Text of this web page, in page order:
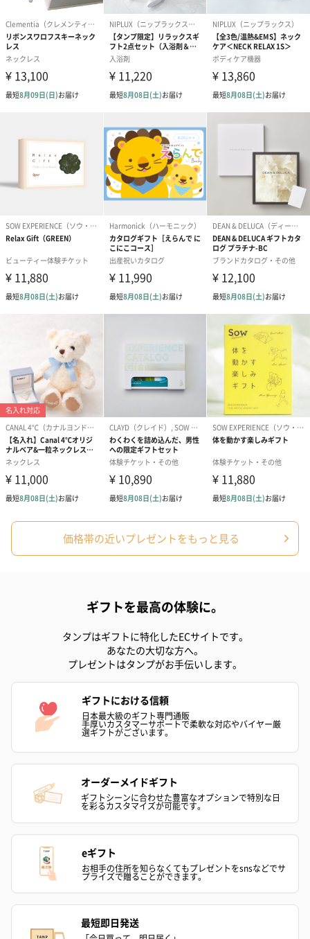
愛らしいぬいぐるみを同梱してお届けします。
誕生日・記念日・出産祝いなどのシーンにおすすめです。
フラワーテディベア
（2,390円）
テディベア（バニラ）
（1,760円）
テディベア（
ル）（1,760円
紅茶・コーヒー・スイーツ
紅茶・コーヒー・スイーツを同梱してお届けいたします。ギフト
への＋αにおすすめです。
アールグレイ（HAPPY
BIRTHDAY TO YOU）
（660円）
アールグレイティー
（660円）
フルーツティ
円）
スイーツ
スイーツを同梱してお届けいたします。ギフトへの＋αにおすすめ
ゼリーバウム カット
（レモン＆紅茶）（432
麦わらパンダバウム
（バナナ味）（540円）
り〜 3号（864
スキンケアグッズ
スキンケアグッズを同梱してお届けします。
価格帯の近いプレゼントをもっと見る
ギフトを最高の体験に。
タンプはギフトに特化したECサイトです。
あなたの大切な方へ。
プレゼントはタンプがお手伝いします。
ギフトにおける信頼
日本最大級のギフト専門通販
手厚いカスタマーサポートで柔軟な対応やバイヤー厳
選ギフトがございます。
オーダーメイドギフト
ギフトシーンに合わせた豊富なオプションで特別な日
を彩るカスタマイズが可能です。
eギフト
お相手の住所を知らなくてもプレゼントをsnsなどでサ
プライズで贈ることができます。
最短即日発送